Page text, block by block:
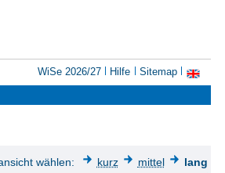
WiSe 2026/27 Hilfe
Sitemap
wählen: kurz mittel lang